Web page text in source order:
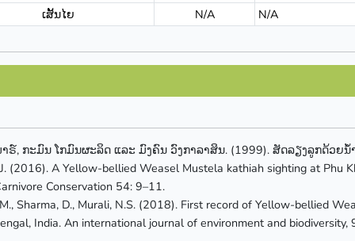
ເສັ້ນໄຍ
N/A N/A
ຣ໌, ກະມົນ ໂກມົນຜະລິດ ແລະ ມົງຄົນ ວົງກາລາສິນ. (1999). ສັດລຽງລູກດ້ວຍ
(2016). A Yellow-bellied Weasel Mustela kathiah sighting at Phu
Conservation 54: 9–11.
Sharma, D., Murali, N.S. (2018). First record of Yellow-bellied
India. An international journal of environment and